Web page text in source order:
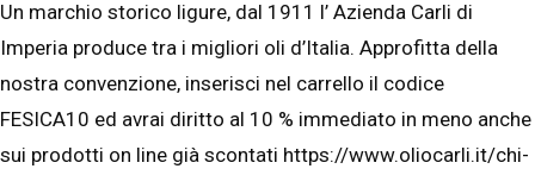
Un marchio storico ligure, dal 1911 l’ Azienda Carli di
Imperia produce tra i migliori oli d’Italia. Approfitta della
nostra convenzione, inserisci nel carrello il codice
FESICA10 ed avrai diritto al 10 % immediato in meno anche
sui prodotti on line già scontati https://www.oliocarli.it/chi-